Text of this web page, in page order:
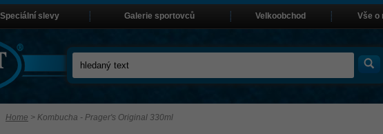
Home > Kombucha - Prager's Original 330ml
Speciální slevy Galerie sportovců Velkoobchod Vše o